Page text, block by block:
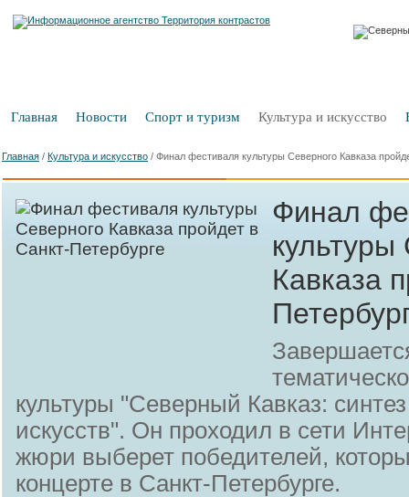
Главная Новости Спорт и туризм Культура и искусство
Главная / Культура и искусство / Финал фестиваля культуры Северного Кавказа
Финал
культуры
Кавказа
культуры "Северный Кавказ:
искусств". Он проходил в сети
жюри выберет победителей,
концерте в Санкт-Петербурге.